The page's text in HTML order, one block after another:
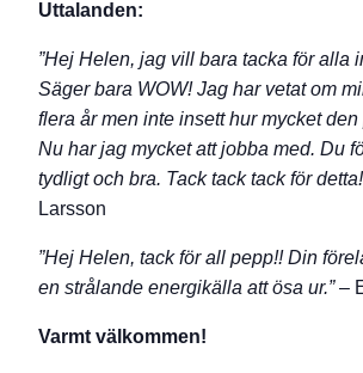
Uttalanden:
”Hej Helen, jag vill bara tacka för alla
Säger bara WOW! Jag har vetat om
flera år men inte insett hur mycket
Nu har jag mycket att jobba med. Du
tydligt och bra. Tack tack tack för
Larsson
”Hej Helen, tack för all pepp!! Din
en strålande energikälla att ösa ur.”–
Varmt välkommen!